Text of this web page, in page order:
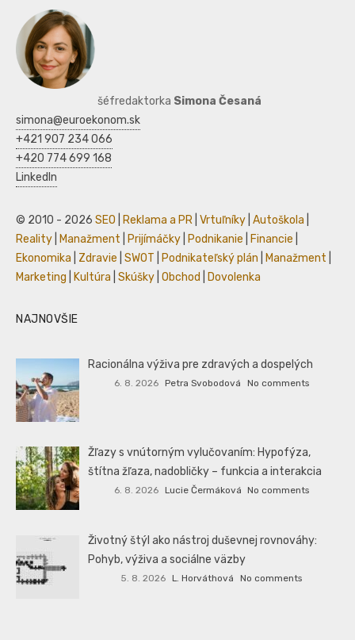
šéfredaktorka Simona Česaná
simona@euroekonom.sk
+421 907 234 066
+420 774 699 168
LinkedIn
© 2010 - 2026 SEO Reklama a PR Vrtuľníky Autoškola
Reality
Manažment Prijímáčky Podnikanie Financie
Ekonomika
Zdravie SWOT Podnikateľský plán Manažment
Marketing
Kultúra Skúšky Obchod Dovolenka
NAJNOVŠIE
Racionálna výživa pre zdravých a dospelých
6. 8. 2026 Petra Svobodová No comments
Žľazy s vnútorným vylučovaním: Hypofýza,
štítna žľaza, nadobličky – funkcia a interakcia
6. 8. 2026 Lucie Čermáková No comments
Životný štýl ako nástroj duševnej rovnováhy:
Pohyb, výživa a sociálne väzby
5. 8. 2026 L. Horváthová No comments